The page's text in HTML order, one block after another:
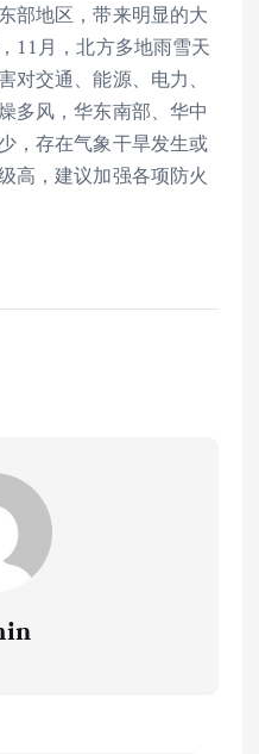
部地区，带来明显的大
11月，北方多地雨雪天
对交通、能源、电力、
多风，华东南部、华中
，存在气象干旱发生或
高，建议加强各项防火